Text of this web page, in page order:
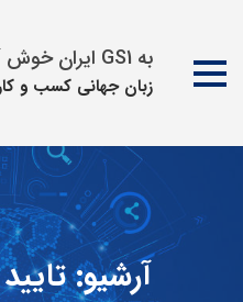
به GS1 ایران خوش آمدید
زبان جهانی كسب و
محتوا
آرشیو: